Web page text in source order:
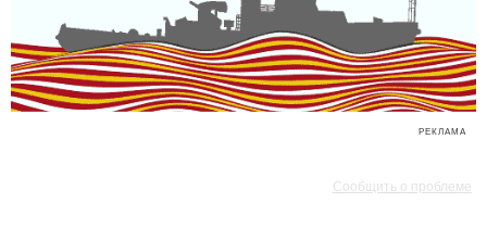
РЕКЛАМА
Сообщить о проблеме